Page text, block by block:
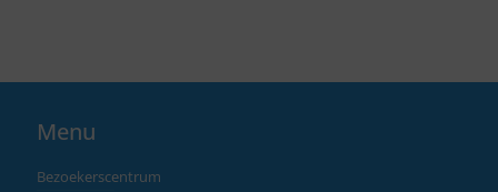
Menu
Bezoekerscentrum